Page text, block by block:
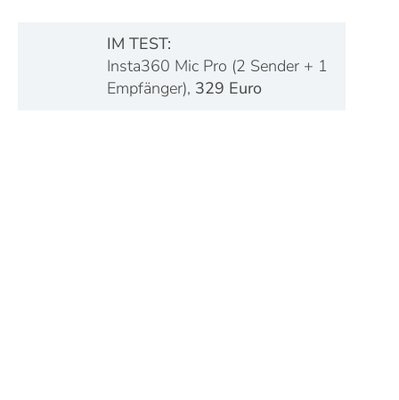
IM TEST:
Insta360 Mic Pro (2 Sender + 1
Empfänger), 329 Euro